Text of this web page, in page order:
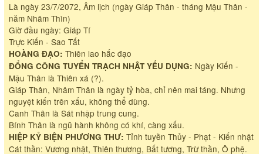
Là ngày 23/7/2072, Âm lịch (ngày Giáp Thân - tháng Mậu Thân -
năm Nhâm Thìn)
Giờ đầu ngày: Giáp Tí
Trực Kiến - Sao Tất
HOÀNG ĐẠO: Thiên lao hắc đạo
ĐỔNG CÔNG TUYỂN TRẠCH NHẬT YẾU DỤNG: Ngày Kiến -
Mậu Thân là Thiên xá (?).
Giáp Thân, Nhâm Thân là ngày tỷ hòa, chỉ nên mai táng. Nhưng
nguyệt kiến trên xấu, không thể dùng.
Canh Thân là Sát nhập trung cung.
Bính Thân là ngũ hành không có khí, càng xấu.
HIỆP KỶ BIỆN PHƯƠNG THƯ: Tỉnh tuyền Thủy - Phạt - Kiến nhật
Cát thần: Vương nhật, Thiên thương, Bất tương, Trừ thần, Ô phệ.